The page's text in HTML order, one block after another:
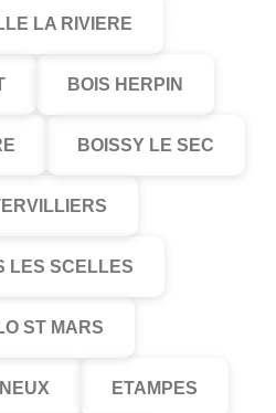
LA RIVIERE
BOIS HERPIN
BOISSY LE SEC
LES SCELLES
ST MARS
ETAMPES